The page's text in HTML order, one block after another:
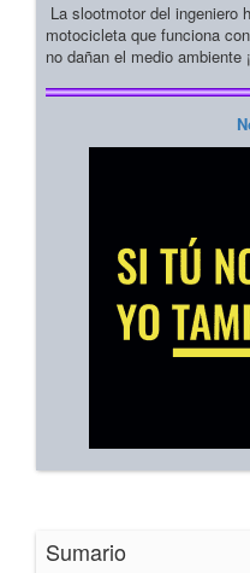
La slootmotor del ingeniero
motocicleta que funciona
no dañan el medio ambiente
Sumario